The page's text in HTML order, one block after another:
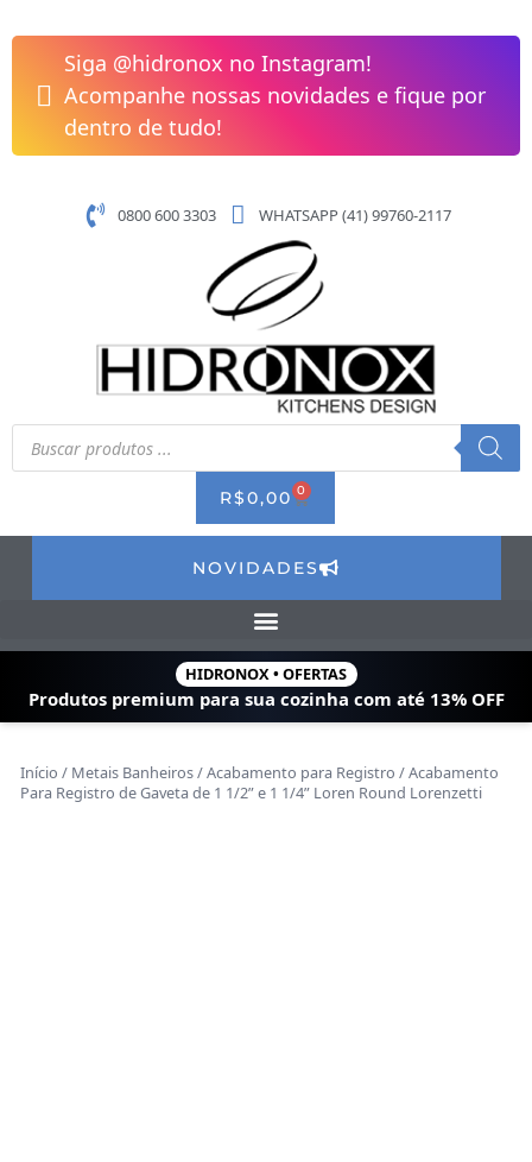
para
conteúdo
Siga @hidronox no Instagram!
Acompanhe nossas novidades e fique por
dentro de tudo!
0800 600 3303 WHATSAPP (41) 99760-2117
Pesquisar
produtos
R$0,00 0 CART
NOVIDADES
HIDRONOX • OFERTAS
Produtos premium para sua cozinha com até 13% OFF
Início / Metais Banheiros/Acabamento para Registro / Acabamento
Para Registro de Gaveta de 1 1/2” e 1 1/4” Loren Round Lorenzetti
Para
Registro
de
Gaveta
de
1/2''
Loren
Round
Lorenzetti
quantidade